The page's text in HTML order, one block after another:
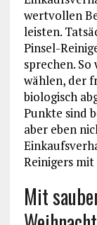
wertvollen
leisten.
Pinsel-
sprechen.
wählen, der
biologisch
Punkte sind
aber eben
Reinigers
Mit